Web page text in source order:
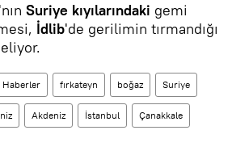
Suriye kıyılarındaki gemi
İdlib'de gerilimin tırmandığı
Haberler fırkateyn boğaz Suriye
Akdeniz İstanbul Çanakkale